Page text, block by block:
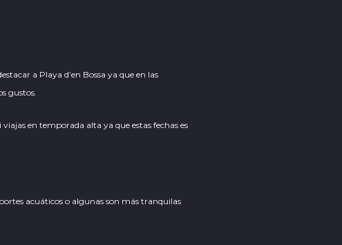
a Playa d’en Bossa ya que en las
gustos.
en temporada alta ya que estas fechas es
acuáticos o algunas son más tranquilas